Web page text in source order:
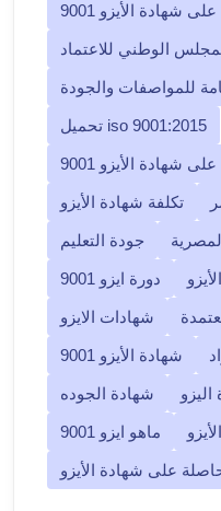
شهادة الأيزو 9001
الوطني للاعتماد
للمواصفات والجودة
تحميل iso 9001:2015
شهادة الأيزو 9001
تكلفة شهادة الأيزو
جودة التعليم
دورة ايزو 9001
شهادات الايزو
شهادة الأيزو 9001
شهادة الجوده
ماهو ايزو 9001
على شهادة الأيزو